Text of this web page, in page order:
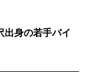
出身の若手バイ